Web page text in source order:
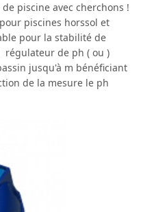
piscine avec cherchons !
piscines horssol et
pour la stabilité de
régulateur de ph ( ou )
jusqu'à m bénéficiant
de la mesure le ph